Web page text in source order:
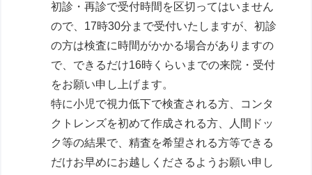
初診・再診で受付時間を区切ってはいません
ので、17時30分まで受付いたしますが、初診
の方は検査に時間がかかる場合がありますの
で、できるだけ16時くらいまでの来院・受付
をお願い申し上げます。
特に小児で視力低下で検査される方、コンタ
クトレンズを初めて作成される方、人間ドッ
ク等の結果で、精査を希望される方等できる
だけお早めにお越しくださるようお願い申し